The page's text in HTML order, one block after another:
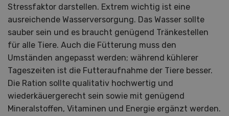
Stressfaktor darstellen. Extrem wichtig ist eine
ausreichende Wasserversorgung. Das Wasser sollte
sauber sein und es braucht genügend Tränkestellen
für alle Tiere. Auch die Fütterung muss den
Umständen angepasst werden; während kühlerer
Tageszeiten ist die Futteraufnahme der Tiere besser.
Die Ration sollte qualitativ hochwertig und
wiederkäuergerecht sein sowie mit genügend
Mineralstoffen, Vitaminen und Energie ergänzt werden.